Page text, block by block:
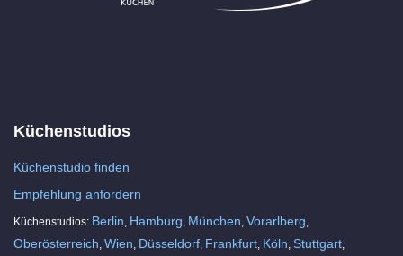
Küchenstudios
Küchenstudio finden
Empfehlung anfordern
Küchenstudios: Berlin Hamburg München Vorarlberg
Oberösterreich Wien Düsseldorf Frankfurt Köln Stuttgart